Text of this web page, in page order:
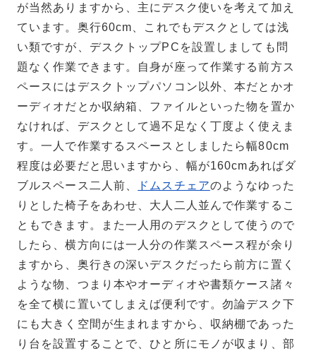
が当然ありますから、主にデスク使いを考えて加え
ています。奥行60cm、これでもデスクとしては浅
い類ですが、デスクトップPCを設置しましても問
題なく作業できます。自身が座って作業する前方ス
ペースにはデスクトップパソコン以外、本だとかオ
ーディオだとか収納箱、ファイルといった物を置か
なければ、デスクとして過不足なく丁度よく使えま
す。一人で作業するスペースとしましたら幅80cm
程度は必要だと思いますから、幅が160cmあればダ
ブルスペース二人前、
ドムスチェアのようなゆった
りとした椅子をあわせ、大人二人並んで作業するこ
ともできます。また一人用のデスクとして使うので
したら、横方向には一人分の作業スペース程が余り
ますから、奥行きの深いデスクだったら前方に置く
ような物、つまり本やオーディオや書類ケース諸々
を全て横に置いてしまえば便利です。勿論デスク下
にも大きく空間が生まれますから、収納棚であった
り台を設置することで、ひと所にモノが収まり、部